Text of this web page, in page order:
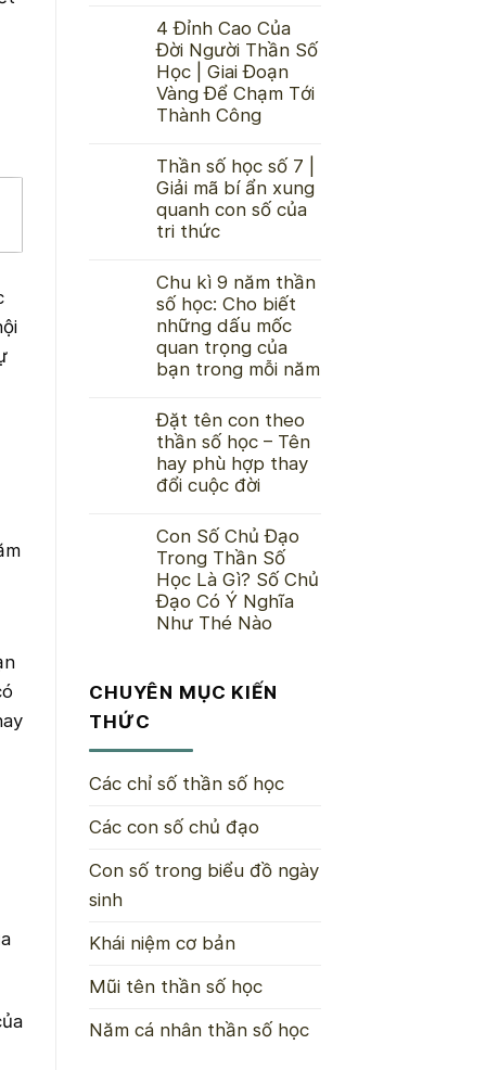
4 Đỉnh Cao Của
Đời Người Thần Số
Học | Giai Đoạn
Vàng Để Chạm Tới
Thành Công
Thần số học số 7 |
Giải mã bí ẩn xung
quanh con số của
tri thức
Chu kì 9 năm thần
số học: Cho biết
những dấu mốc
quan trọng của
bạn trong mỗi năm
Đặt tên con theo
thần số học – Tên
hay phù hợp thay
đổi cuộc đời
Con Số Chủ Đạo
Trong Thần Số
Học Là Gì? Số Chủ
Đạo Có Ý Nghĩa
Như Thé Nào
CHUYÊN MỤC KIẾN
THỨC
Các chỉ số thần số học
Các con số chủ đạo
Con số trong biểu đồ ngày
sinh
Khái niệm cơ bản
Mũi tên thần số học
Năm cá nhân thần số học